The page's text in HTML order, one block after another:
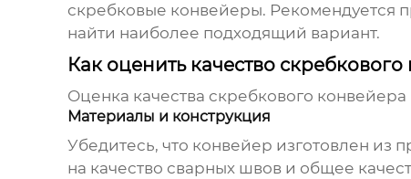
скребковые конвейеры. Рекомендуется
найти наиболее подходящий вариант.
Как оценить качество
Оценка качества скребкового конвейера
Материалы и конструкция
Убедитесь, что конвейер изготовлен из
на качество сварных швов и общее